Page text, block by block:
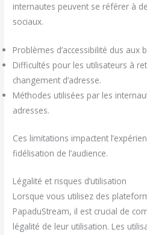
internautes peuvent se référer à
sociaux.
Problèmes d’accessibilité dus aux
Difficultés pour les utilisateurs à
changement d’adresse.
Méthodes utilisées par les
adresses.
Ces limitations impactent
fidélisation de l’audience.
Légalité et risques d’utilisation
Lorsque vous utilisez des
PapaduStream, il est crucial de
légalité de leur utilisation. Les